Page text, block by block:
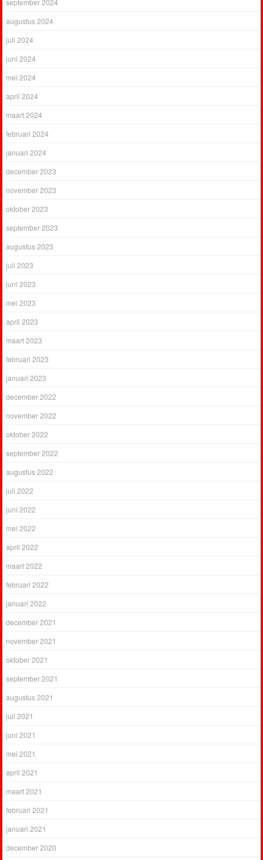
augustus 2024
juli 2024
juni 2024
mei 2024
april 2024
maart 2024
februari 2024
januari 2024
december 2023
november 2023
oktober 2023
september 2023
augustus 2023
juli 2023
juni 2023
mei 2023
april 2023
maart 2023
februari 2023
januari 2023
december 2022
november 2022
oktober 2022
september 2022
augustus 2022
juli 2022
juni 2022
mei 2022
april 2022
maart 2022
februari 2022
januari 2022
december 2021
november 2021
oktober 2021
september 2021
augustus 2021
juli 2021
juni 2021
mei 2021
april 2021
maart 2021
februari 2021
januari 2021
december 2020